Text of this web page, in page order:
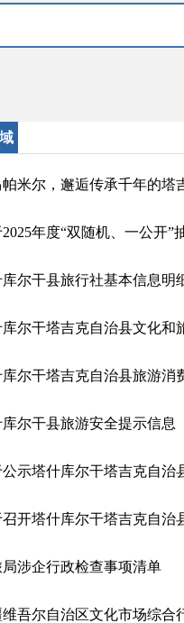
米尔，邂逅传承千年的塔
2025年度“双随机、一公开
尔干县旅行社基本信息明
尔干塔吉克自治县文化和
尔干塔吉克自治县旅游消
尔干县旅游安全提示信息
涉企行政检查事项清单
维吾尔自治区文化市场综合